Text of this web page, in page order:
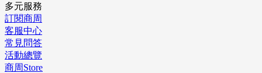
多元服務
訂閱商周
客服中心
常見問答
活動總覽
商周Store